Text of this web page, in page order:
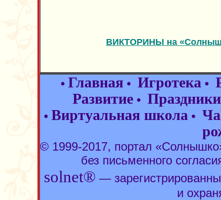
ВИКТОРИНЫ на
• Главная • Игротека •
Развитие• Праздники
• Виртуальная школа •
© 1999-2017, портал
без письменного
solnet® —
и